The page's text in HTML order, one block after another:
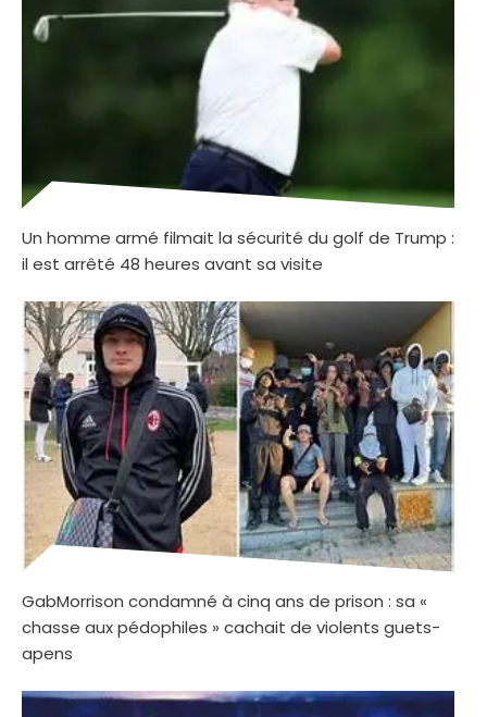
Un homme armé filmait la sécurité du golf de Trump :
il est arrêté 48 heures avant sa visite
GabMorrison condamné à cinq ans de prison : sa «
chasse aux pédophiles » cachait de violents guets-
apens